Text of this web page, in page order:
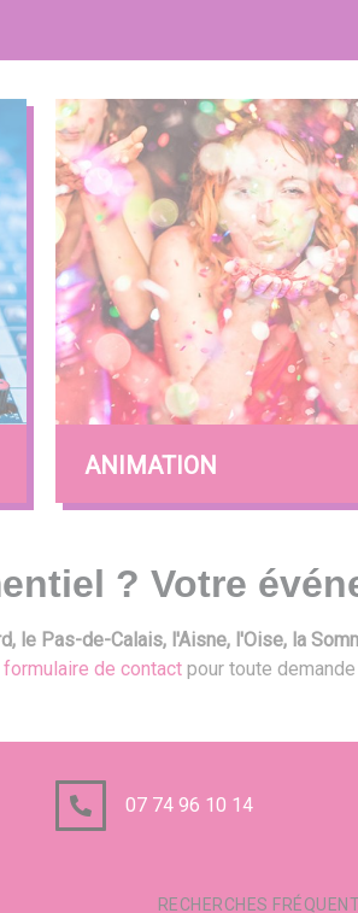
ANIMATION
? Votre
le Pas-de-Calais, l'Aisne, l'Oise, la
formulaire de contact pour toute
07 74 96 10 14
RECHERCHES